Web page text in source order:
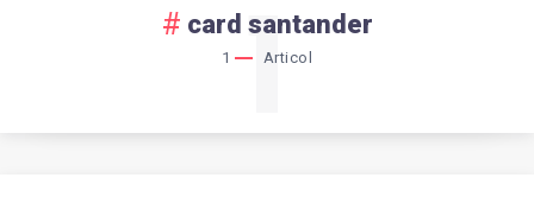
card santander
1 Articol
1